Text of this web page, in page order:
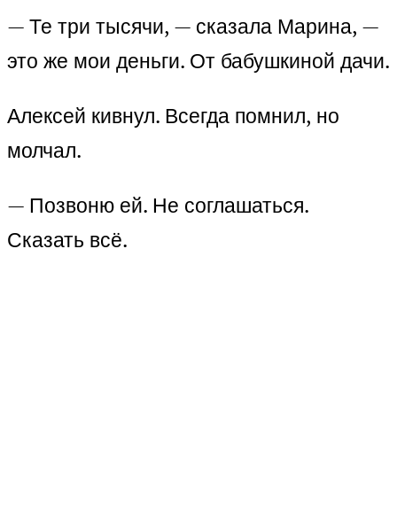
— Те три тысячи, — сказала Марина, —
это же мои деньги. От бабушкиной дачи.
Алексей кивнул. Всегда помнил, но
молчал.
— Позвоню ей. Не соглашаться.
Сказать всё.